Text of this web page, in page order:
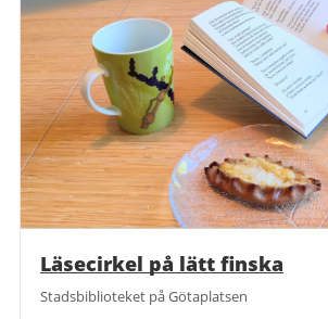
Läsecirkel på lätt finska
Stadsbiblioteket på Götaplatsen